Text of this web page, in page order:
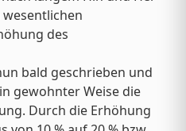
des
bald geschrieben und
gewohnter Weise die
Durch die Erhöhung